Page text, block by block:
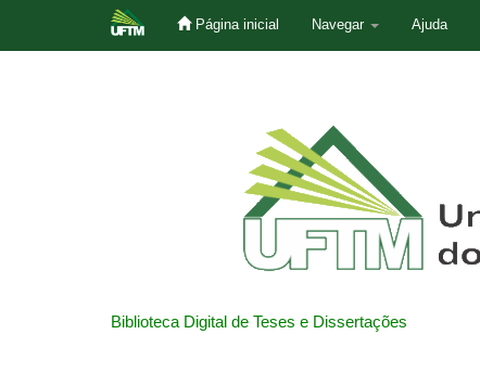
Página inicial Navegar Ajuda
Biblioteca Digital de Teses e Dissertações